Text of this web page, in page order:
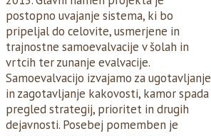
postopno uvajanje sistema, ki bo
pripeljal do celovite, usmerjene in
trajnostne samoevalvacije v šolah in
vrtcih ter zunanje evalvacije.
Samoevalvacijo izvajamo za ugotavljanje
in zagotavljanje kakovosti, kamor spada
pregled strategij, prioritet in drugih
dejavnosti. Posebej pomemben je